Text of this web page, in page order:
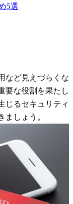
5選
など見えづらくな
要な役割を果たし
じるセキュリティ
しょう。